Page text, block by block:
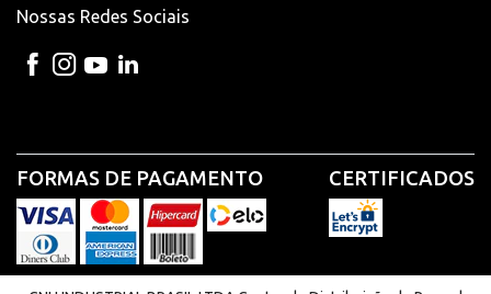
Nossas Redes Sociais
FORMAS DE PAGAMENTO CERTIFICADOS